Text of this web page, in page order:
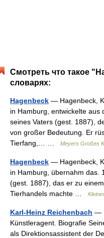
Смотреть что такое
словарях:
Hagenbeck — Hagenbeck,
in Hamburg, entwickelte aus
seines Vaters (gest. 1887),
von großer Bedeutung. Er
Tierfang,… …
Meyers Großes
Hagenbeck — Hagenbeck,
in Hamburg, übernahm das.
(gest. 1887), das er zu
Tierhandels machte …
Karl-Heinz Reichenbach —
Künstleragent. Biografie
als Direktionsassistent der